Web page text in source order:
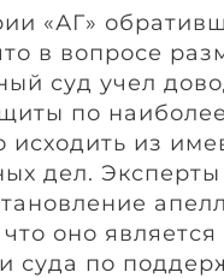
«АГ»
в вопросе
суд учел
по
исходить из
дел.
оно
суда по